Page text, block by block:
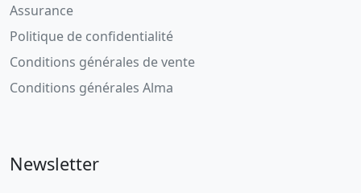
Assurance
Politique de confidentialité
Conditions générales de vente
Conditions générales Alma
Newsletter